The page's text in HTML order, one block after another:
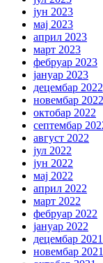
јун 2023
мај 2023
април 2023
март 2023
фебруар 2023
јануар 2023
децембар 2022
новембар 2022
октобар 2022
септембар
август 2022
јул 2022
јун 2022
мај 2022
април 2022
март 2022
фебруар 2022
јануар 2022
децембар 2021
новембар 2021